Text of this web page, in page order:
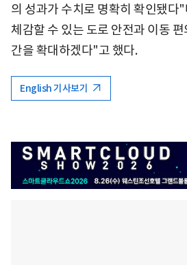
의 성과가 수치로 명확히 확인됐다
체감할 수 있는 도로 안전과 이동
간을 확대하겠다"고 했다.
English 기사보기